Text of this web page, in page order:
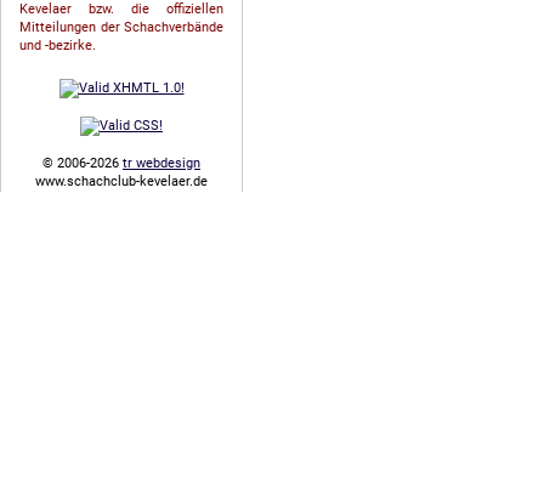
Kevelaer bzw. die offiziellen
Mitteilungen der Schach­ver­bände
und -bezirke.
© 2006-2026 tr webdesign
www.schachclub-kevelaer.de